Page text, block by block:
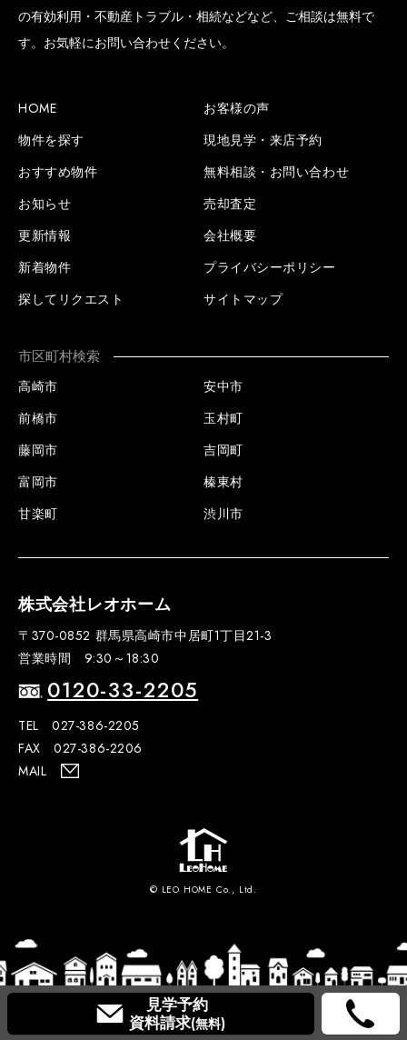
の有効利用・不動産トラブル・相続などなど、ご相談は無料で
す。お気軽にお問い合わせください。
HOME
物件を探す
おすすめ物件
お知らせ
更新情報
新着物件
探してリクエスト
お客様の声
現地見学・来店予約
無料相談・お問い合わせ
売却査定
会社概要
プライバシーポリシー
サイトマップ
市区町村検索
高崎市
前橋市
藤岡市
富岡市
甘楽町
安中市
玉村町
吉岡町
榛東村
渋川市
株式会社レオホーム
〒370-0852 群馬県高崎市中居町1丁目21-3
営業時間 9:30～18:30
0120-33-2205
TEL 027-386-2205
FAX 027-386-2206
MAIL
© LEO HOME Co., Ltd.
見学予約
資料請求(無料)